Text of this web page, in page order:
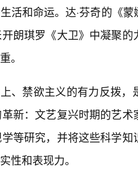
活和命运。达·芬奇的《
朗琪罗《大卫》中凝聚的
。
、禁欲主义的有力反拨，
新：文艺复兴时期的艺术
等研究，并将这些科学知
性和表现力。